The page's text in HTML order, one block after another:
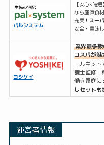
パルシステム
【安心×時
なら産直食
充実 ！スー
安全・美味
ヨシケイ
業界最多
コスパが魅
ールキット
養士監修！
働き家庭に
しセットも
運営者情報